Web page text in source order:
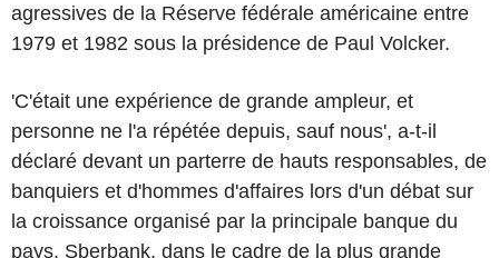
agressives de la Réserve fédérale américaine entre
1979 et 1982 sous la présidence de Paul Volcker.
'C'était une expérience de grande ampleur, et
personne ne l'a répétée depuis, sauf nous', a-t-il
déclaré devant un parterre de hauts responsables, de
banquiers et d'hommes d'affaires lors d'un débat sur
la croissance organisé par la principale banque du
pays, Sberbank, dans le cadre de la plus grande